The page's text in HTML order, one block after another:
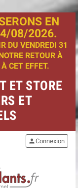
EN
08/2026.
DU VENDREDI 31
RETOUR À
CET EFFET.
ET STORE
ET
personConnexion